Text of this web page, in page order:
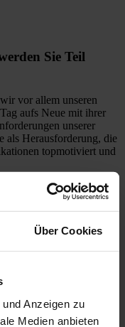
Über Cookies
Anzeigen zu
Medien anbieten
Sie Teil
vor allem unseren
aufs Neue mit ihrer
unserer
als Herausforderung, die
topmotiviert und